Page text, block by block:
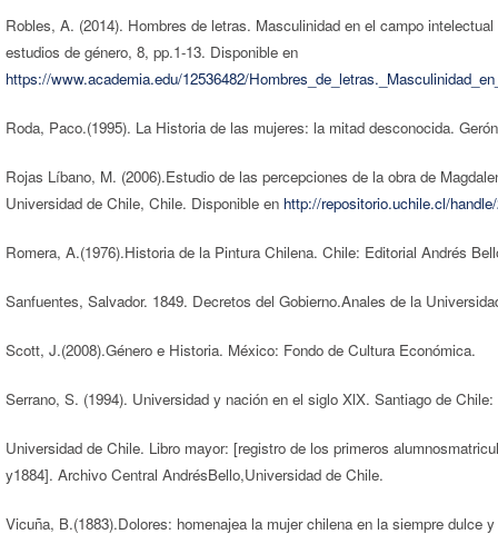
Robles, A. (2014). Hombres de letras. Masculinidad en el campo
estudios de género, 8, pp.1-13. Disponible en
https://www.academia.edu/12536482/
Roda, Paco.(1995). La Historia de las mujeres: la mitad desconocida.
Rojas Líbano, M. (2006).Estudio de las percepciones de la obra de
Universidad de Chile, Chile. Disponible en http://repositorio.uchile.cl/
Romera, A.(1976).Historia de la Pintura Chilena. Chile: Editorial Andrés
Sanfuentes, Salvador. 1849. Decretos del Gobierno.Anales de la
Scott, J.(2008).Género e Historia. México: Fondo de Cultura Económica.
Serrano, S. (1994). Universidad y nación en el siglo XlX. Santiago de
Universidad de Chile. Libro mayor: [registro de los primeros
y1884]. Archivo Central AndrésBello,Universidad de Chile.
Vicuña, B.(1883).Dolores: homenajea la mujer chilena en la siempre dulce